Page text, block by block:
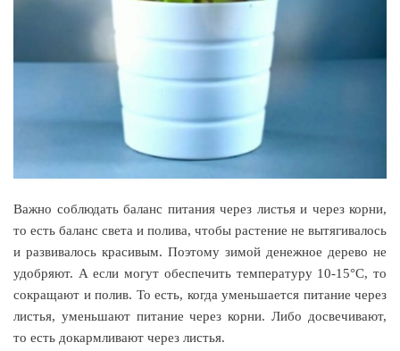
Важно соблюдать баланс питания через листья и через корни,
то есть баланс света и полива, чтобы растение не вытягивалось
и развивалось красивым. Поэтому зимой денежное дерево не
удобряют. А если могут обеспечить температуру 10-15°С, то
сокращают и полив. То есть, когда уменьшается питание через
листья, уменьшают питание через корни. Либо досвечивают,
то есть докармливают через листья.